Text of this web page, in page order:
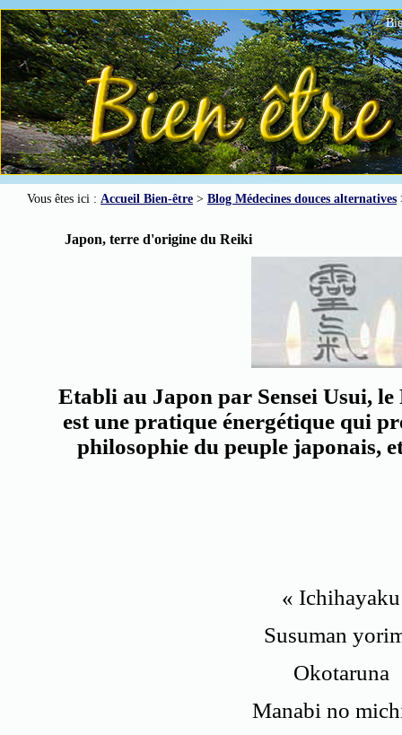
Vous êtes ici : Accueil Bien-être > Blog Médecines douces alternatives
Japon, terre d'origine du Reiki
Etabli au Japon par Sensei Usui,
est une pratique énergétique qui
philosophie du peuple japonais,
« Ichihayaku
Susuman
Okotaruna
Manabi no